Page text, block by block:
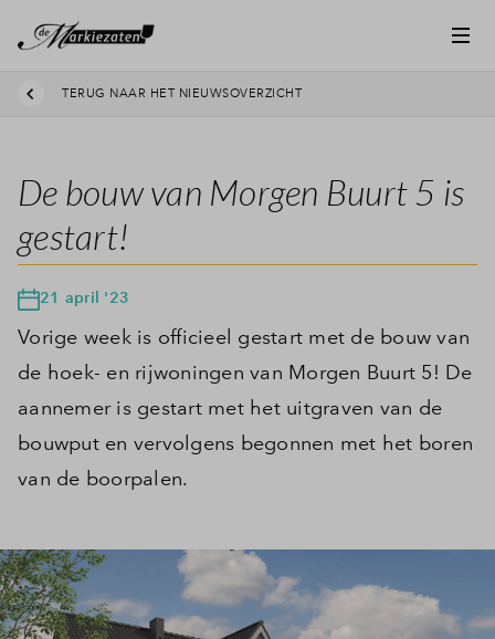
TERUG NAAR HET NIEUWSOVERZICHT
De bouw van Morgen Buurt 5 is
gestart!
21 april '23
Vorige week is officieel gestart met de bouw van
de hoek- en rijwoningen van Morgen Buurt 5! De
aannemer is gestart met het uitgraven van de
bouwput en vervolgens begonnen met het boren
van de boorpalen.